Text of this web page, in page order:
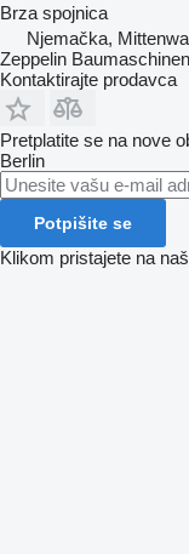
Brza spojnica
Njemačka,
Zeppelin
Kontaktirajte prodavca
Pretplatite se na nove
Berlin
Potpišite se
Klikom pristajete na